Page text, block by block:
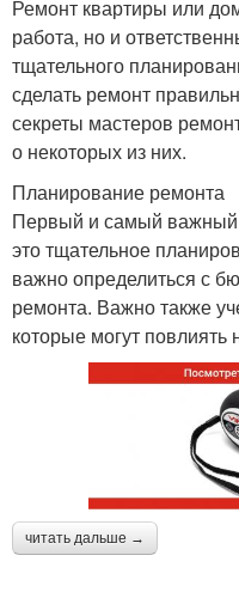
Ремонт квартиры или
работа, но и
тщательного
сделать ремонт
секреты мастеров
о некоторых из них.
Планирование ремонта
Первый и самый важный
это тщательное
важно определиться с
ремонта. Важно также
которые могут повлиять
читать дальше →